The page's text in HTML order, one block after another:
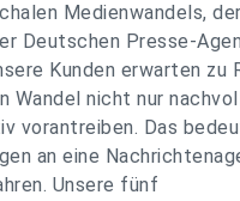
Medienwandels,
Deutschen Presse-
Kunden erwarten zu
Wandel nicht nur
vorantreiben. Das
an eine
Unsere fünf